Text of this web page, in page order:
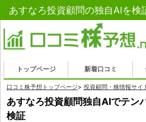
あすなろ投資顧問の独自AIを検
トップページ 新着口コミ
口コミ株予想トップページ> 投資顧問・株情報サイ
あすなろ投資顧問独自AIでテン
検証